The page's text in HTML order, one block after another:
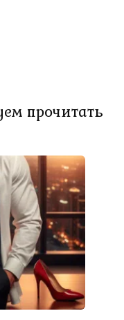
прочитать